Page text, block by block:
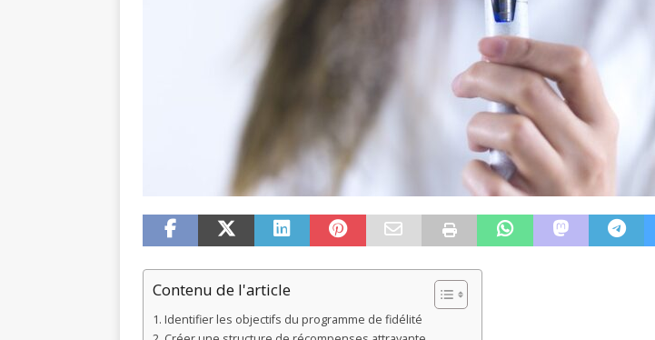
Contenu de l'article
Identifier les objectifs du programme de fidélité